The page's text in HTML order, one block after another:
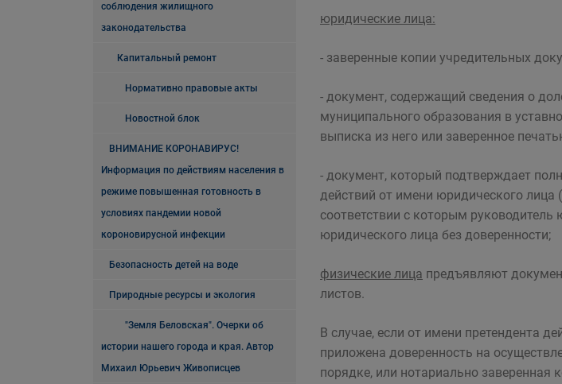
соблюдения жилищного
законодательства
Капитальный ремонт
Нормативно правовые акты
Новостной блок
ВНИМАНИЕ КОРОНАВИРУС!
Информация по действиям населения в
режиме повышенная готовность в
условиях пандемии новой
короновирусной инфекции
Безопасность детей на воде
Природные ресурсы и экология
"Земля Беловская". Очерки об
истории нашего города и края. Автор
Михаил Юрьевич Живописцев
юридические лица:
- заверенные копии учредительных
- документ, содержащий сведения о
муниципального образования в
выписка из него или заверенное
- документ, который подтверждает
действий от имени юридического лица
соответствии с которым
юридического лица без доверенности;
физические лица предъявляют
листов.
В случае, если от имени претендента
приложена доверенность на
порядке, или нотариально заверенная